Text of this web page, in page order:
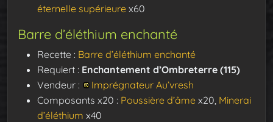
éternelle supérieure x60
Barre d’éléthium enchanté
Recette : Barre d’éléthium enchanté
Requiert : Enchantement d’Ombreterre (115)
Vendeur :
Imprégnateur Au’vresh
Composants x20 : Poussière d’âme x20, Minerai
d’éléthium x40